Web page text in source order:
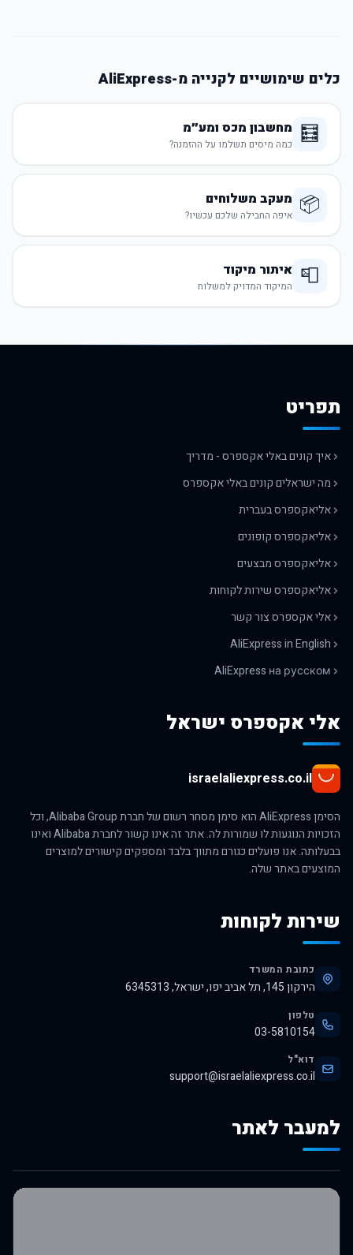
כלים שימושיים לקנייה מ-AliExpress
🧮 מחשבון מכס ומע״מ
כמה מיסים תשלמו על ההזמנה?
📦 מעקב משלוחים
איפה החבילה שלכם עכשיו?
📮 איתור מיקוד
המיקוד המדויק למשלוח
תפריט
איך קונים באלי אקספרס - מדריך
מה ישראלים קונים באלי אקספרס
אליאקספרס בעברית
אליאקספרס קופונים
אליאקספרס מבצעים
אליאקספרס שירות לקוחות
אלי אקספרס צור קשר
AliExpress in English
AliExpress на русском
אלי אקספרס ישראל
israelaliexpress.co.il
הסימן AliExpress הוא סימן מסחר רשום של חברת Alibaba Group, וכל
הזכויות הנוגעות לו שמורות לה. אתר זה אינו קשור לחברת Alibaba ואינו
בבעלותה. אנו פועלים כגורם מתווך בלבד ומספקים קישורים למוצרים
המוצעים באתר שלה.
שירות לקוחות
כתובת המשרד
הירקון 145, תל אביב יפו, ישראל, 6345313
טלפון
03-5810154
דוא"ל
support@israelaliexpress.co.il
למעבר לאתר
לרכישה באלי אקספרס